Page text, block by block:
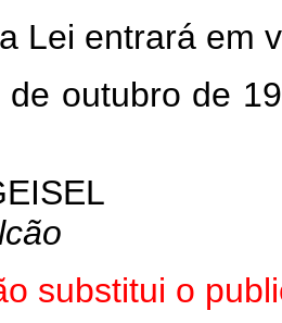
Lei entrará em
outubro de
substitui o